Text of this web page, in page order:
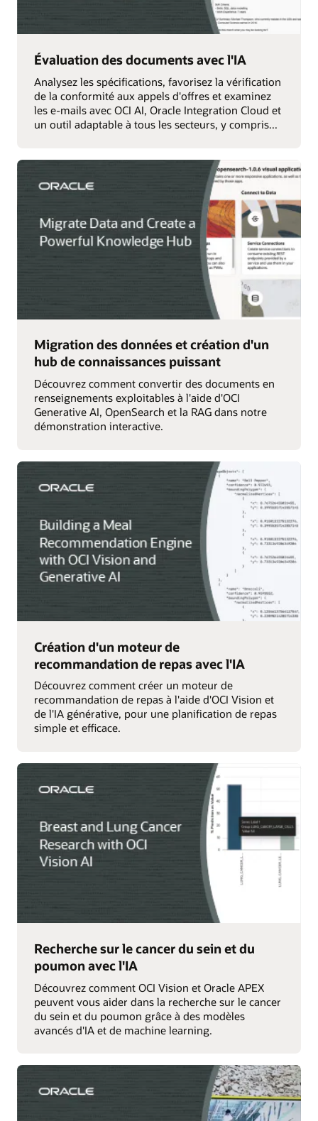
Évaluation des documents avec l'IA
Analysez les spécifications, favorisez la vérification
de la conformité aux appels d'offres et examinez
les e-mails avec OCI AI, Oracle Integration Cloud et
un outil adaptable à tous les secteurs, y compris...
Migration des données et création d'un
hub de connaissances puissant
Découvrez comment convertir des documents en
renseignements exploitables à l'aide d'OCI
Generative AI, OpenSearch et la RAG dans notre
démonstration interactive.
Création d'un moteur de
recommandation de repas avec l'IA
Découvrez comment créer un moteur de
recommandation de repas à l'aide d'OCI Vision et
de l'IA générative, pour une planification de repas
simple et efficace.
Recherche sur le cancer du sein et du
poumon avec l'IA
Découvrez comment OCI Vision et Oracle APEX
peuvent vous aider dans la recherche sur le cancer
du sein et du poumon grâce à des modèles
avancés d'IA et de machine learning.